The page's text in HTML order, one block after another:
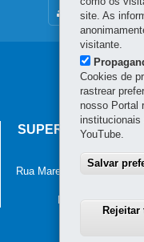
MAPA DO SITE
principal
Rua Marechal Deodoro,
Horário de
site. As
visitante.
Cookies de
rastrear
nosso Portal
institucionais
YouTube.
Salvar